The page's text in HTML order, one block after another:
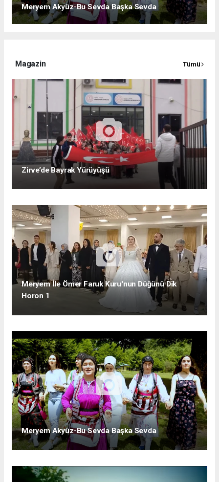
Meryem Akyüz-Bu Sevda Başka Sevda
Magazin Tümü
Zirve’de Bayrak Yürüyüşü
Meryem İle Ömer Faruk Kuru'nun Düğünü Dik
Horon 1
Meryem Akyüz-Bu Sevda Başka Sevda